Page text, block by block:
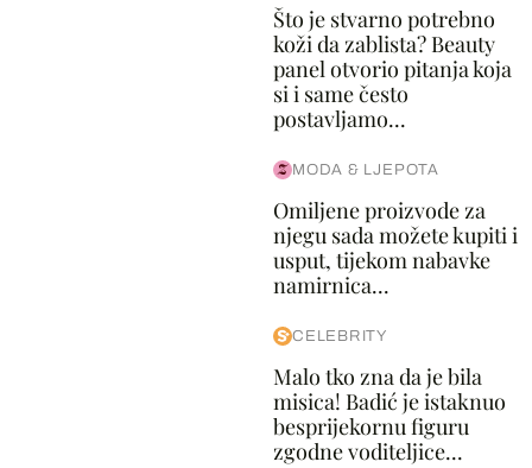
Što je stvarno potrebno
koži da zablista? Beauty
panel otvorio pitanja koja
si i same često
postavljamo...
MODA & LJEPOTA
Omiljene proizvode za
njegu sada možete kupiti i
usput, tijekom nabavke
namirnica...
CELEBRITY
Malo tko zna da je bila
misica! Badić je istaknuo
besprijekornu figuru
zgodne voditeljice...